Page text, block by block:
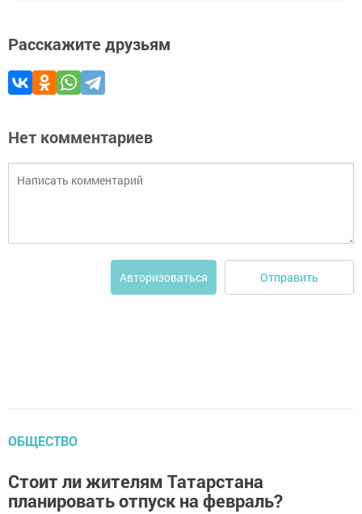
Расскажите друзьям
Нет комментариев
Авторизоваться Отправить
ОБЩЕСТВО
Стоит ли жителям Татарстана
планировать отпуск на февраль?